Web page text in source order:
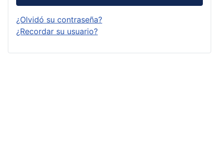
¿Olvidó su contraseña?
¿Recordar su usuario?